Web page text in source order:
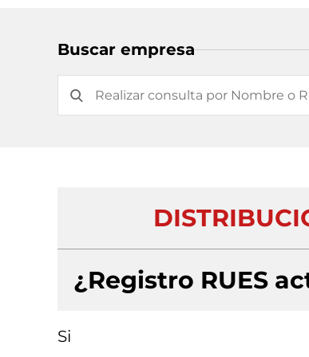
Buscar empresa
¿Registro RUES
Si